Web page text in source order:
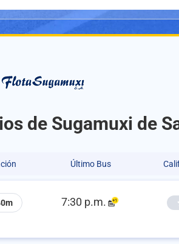
de Sugamuxi de
Último Bus
7:30 p.m.